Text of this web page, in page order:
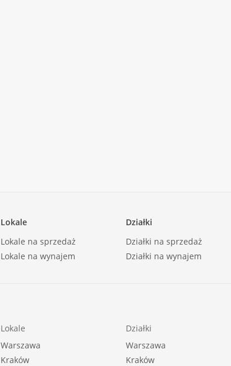
Lokale
Lokale na sprzedaż
Lokale na wynajem
Działki
Działki na sprzedaż
Działki na wynajem
Lokale
Warszawa
Kraków
Działki
Warszawa
Kraków